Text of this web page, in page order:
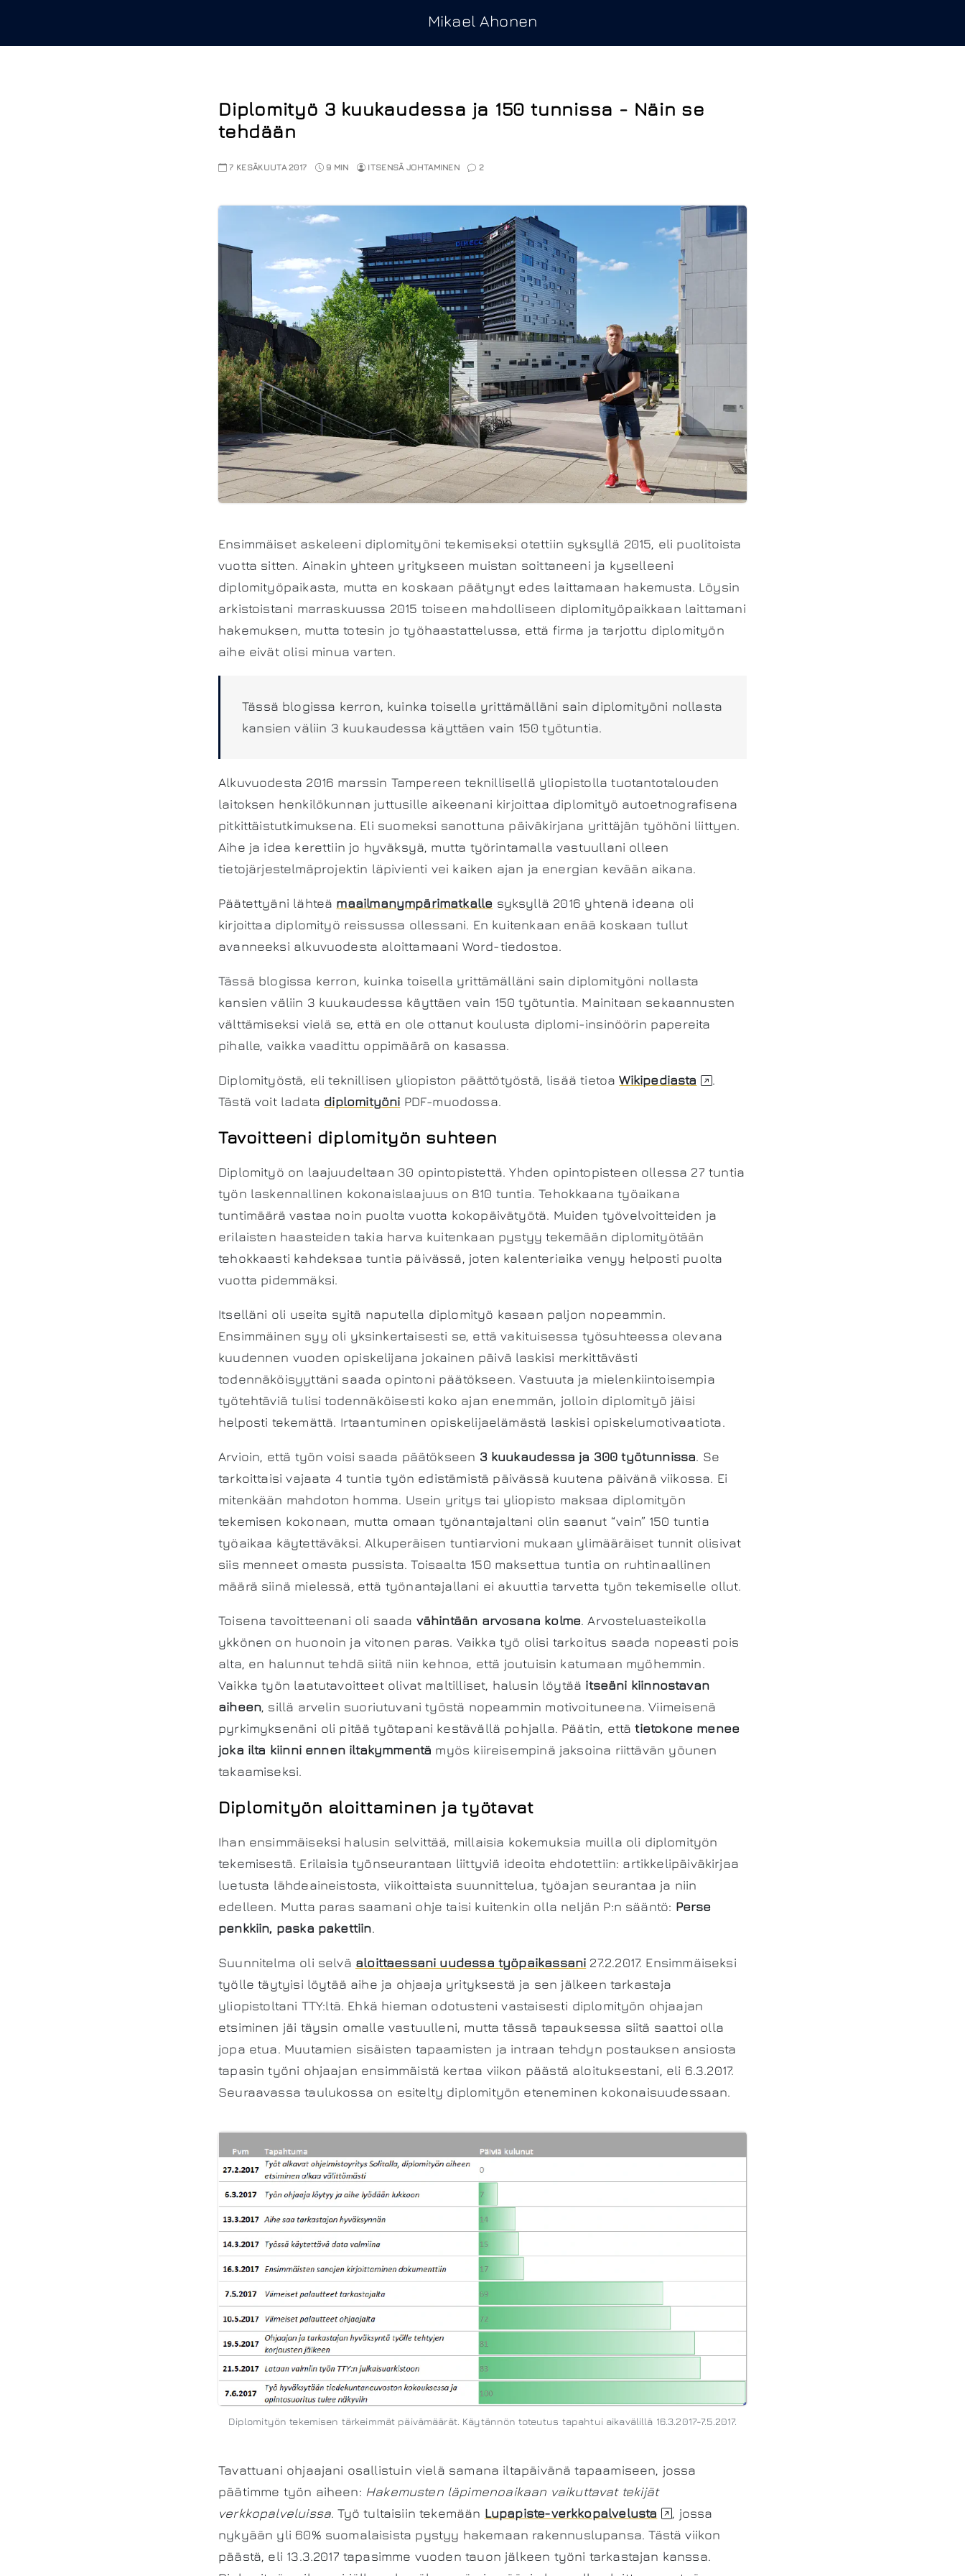
Mikael Ahonen
Diplomityö 3 kuukaudessa ja 150 tunnissa - Näin se
tehdään
7 KESÄKUUTA 2017 9 MIN ITSENSÄ JOHTAMINEN 2
Ensimmäiset askeleeni diplomityöni tekemiseksi otettiin syksyllä 2015, eli puolitoista
vuotta sitten. Ainakin yhteen yritykseen muistan soittaneeni ja kyselleeni
diplomityöpaikasta, mutta en koskaan päätynyt edes laittamaan hakemusta. Löysin
arkistoistani marraskuussa 2015 toiseen mahdolliseen diplomityöpaikkaan laittamani
hakemuksen, mutta totesin jo työhaastattelussa, että firma ja tarjottu diplomityön
aihe eivät olisi minua varten.
Tässä blogissa kerron, kuinka toisella yrittämälläni sain diplomityöni nollasta
kansien väliin 3 kuukaudessa käyttäen vain 150 työtuntia.
Alkuvuodesta 2016 marssin Tampereen teknillisellä yliopistolla tuotantotalouden
laitoksen henkilökunnan juttusille aikeenani kirjoittaa diplomityö autoetnografisena
pitkittäistutkimuksena. Eli suomeksi sanottuna päiväkirjana yrittäjän työhöni liittyen.
Aihe ja idea kerettiin jo hyväksyä, mutta työrintamalla vastuullani olleen
tietojärjestelmäprojektin läpivienti vei kaiken ajan ja energian kevään aikana.
Päätettyäni lähteä maailmanympärimatkalle syksyllä 2016 yhtenä ideana oli
kirjoittaa diplomityö reissussa ollessani. En kuitenkaan enää koskaan tullut
avanneeksi alkuvuodesta aloittamaani Word-tiedostoa.
Tässä blogissa kerron, kuinka toisella yrittämälläni sain diplomityöni nollasta
kansien väliin 3 kuukaudessa käyttäen vain 150 työtuntia. Mainitaan sekaannusten
välttämiseksi vielä se, että en ole ottanut koulusta diplomi-insinöörin papereita
pihalle, vaikka vaadittu oppimäärä on kasassa.
Diplomityöstä, eli teknillisen yliopiston päättötyöstä, lisää tietoaWikipediasta
.
Tästä voit ladata diplomityöni PDF-muodossa.
Tavoitteeni diplomityön suhteen
Diplomityö on laajuudeltaan 30 opintopistettä. Yhden opintopisteen ollessa 27 tuntia
työn laskennallinen kokonaislaajuus on 810 tuntia. Tehokkaana työaikana
tuntimäärä vastaa noin puolta vuotta kokopäivätyötä. Muiden työvelvoitteiden ja
erilaisten haasteiden takia harva kuitenkaan pystyy tekemään diplomityötään
tehokkaasti kahdeksaa tuntia päivässä, joten kalenteriaika venyy helposti puolta
vuotta pidemmäksi.
Itselläni oli useita syitä naputella diplomityö kasaan paljon nopeammin.
Ensimmäinen syy oli yksinkertaisesti se, että vakituisessa työsuhteessa olevana
kuudennen vuoden opiskelijana jokainen päivä laskisi merkittävästi
todennäköisyyttäni saada opintoni päätökseen. Vastuuta ja mielenkiintoisempia
työtehtäviä tulisi todennäköisesti koko ajan enemmän, jolloin diplomityö jäisi
helposti tekemättä. Irtaantuminen opiskelijaelämästä laskisi opiskelumotivaatiota.
Arvioin, että työn voisi saada päätökseen 3 kuukaudessa ja 300 työtunnissa. Se
tarkoittaisi vajaata 4 tuntia työn edistämistä päivässä kuutena päivänä viikossa. Ei
mitenkään mahdoton homma. Usein yritys tai yliopisto maksaa diplomityön
tekemisen kokonaan, mutta omaan työnantajaltani olin saanut “vain” 150 tuntia
työaikaa käytettäväksi. Alkuperäisen tuntiarvioni mukaan ylimääräiset tunnit olisivat
siis menneet omasta pussista. Toisaalta 150 maksettua tuntia on ruhtinaallinen
määrä siinä mielessä, että työnantajallani ei akuuttia tarvetta työn tekemiselle ollut.
Toisena tavoitteenani oli saada vähintään arvosana kolme. Arvosteluasteikolla
ykkönen on huonoin ja vitonen paras. Vaikka työ olisi tarkoitus saada nopeasti pois
alta, en halunnut tehdä siitä niin kehnoa, että joutuisin katumaan myöhemmin.
Vaikka työn laatutavoitteet olivat maltilliset, halusin löytää itseäni kiinnostavan
aiheen, sillä arvelin suoriutuvani työstä nopeammin motivoituneena. Viimeisenä
pyrkimyksenäni oli pitää työtapani kestävällä pohjalla. Päätin, ettätietokone menee
joka ilta kiinni ennen iltakymmentä myös kiireisempinä jaksoina riittävän yöunen
takaamiseksi.
Diplomityön aloittaminen ja työtavat
Ihan ensimmäiseksi halusin selvittää, millaisia kokemuksia muilla oli diplomityön
tekemisestä. Erilaisia työnseurantaan liittyviä ideoita ehdotettiin: artikkelipäiväkirjaa
luetusta lähdeaineistosta, viikoittaista suunnittelua, työajan seurantaa ja niin
edelleen. Mutta paras saamani ohje taisi kuitenkin olla neljän P:n sääntö: Perse
penkkiin, paska pakettiin.
Suunnitelma oli selvä aloittaessani uudessa työpaikassani 27.2.2017. Ensimmäiseksi
työlle täytyisi löytää aihe ja ohjaaja yrityksestä ja sen jälkeen tarkastaja
yliopistoltani TTY:ltä. Ehkä hieman odotusteni vastaisesti diplomityön ohjaajan
etsiminen jäi täysin omalle vastuulleni, mutta tässä tapauksessa siitä saattoi olla
jopa etua. Muutamien sisäisten tapaamisten ja intraan tehdyn postauksen ansiosta
tapasin työni ohjaajan ensimmäistä kertaa viikon päästä aloituksestani, eli 6.3.2017.
Seuraavassa taulukossa on esitelty diplomityön eteneminen kokonaisuudessaan.
Diplomityön tekemisen tärkeimmät päivämäärät. Käytännön toteutus tapahtui aikavälillä 16.3.2017-7.5.2017.
Tavattuani ohjaajani osallistuin vielä samana iltapäivänä tapaamiseen, jossa
päätimme työn aiheen: Hakemusten läpimenoaikaan vaikuttavat tekijät
verkkopalveluissa. Työ tultaisiin tekemään Lupapiste-verkkopalvelusta
, jossa
nykyään yli 60% suomalaisista pystyy hakemaan rakennuslupansa. Tästä viikon
päästä, eli 13.3.2017 tapasimme vuoden tauon jälkeen työni tarkastajan kanssa.